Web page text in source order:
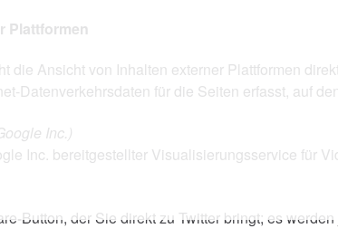
Plattformen
die Ansicht von Inhalten externer Plattformen
Datenverkehrsdaten für die Seiten erfasst, auf
Inc.)
Inc. bereitgestellter Visualisierungsservice für
Button, der Sie direkt zu Twitter bringt; es